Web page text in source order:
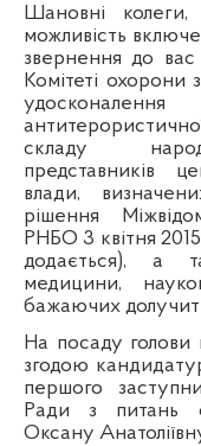
Шановні колеги,
можливість
звернення до
Комітеті
складу
представників
влади,
рішення
РНБО 3 квітня
додається), а
медицини,
бажаючих
На посаду голови
згодою
першого
Ради з питань
Оксану